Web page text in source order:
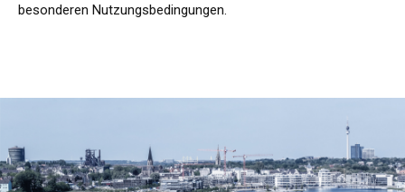
besonderen Nutzungsbedingungen.